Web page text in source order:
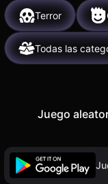
Terror
Todas las
Juego